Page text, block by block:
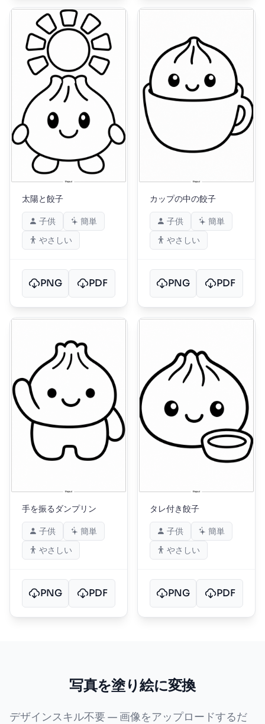
太陽と餃子
子供
簡単
やさしい
PNG PDF
カップの中の餃子
子供
簡単
やさしい
PNG PDF
手を振るダンプリン
子供
簡単
やさしい
PNG PDF
タレ付き餃子
子供
簡単
やさしい
PNG PDF
写真を塗り絵に変換
デザインスキル不要 — 画像をアップロードするだ